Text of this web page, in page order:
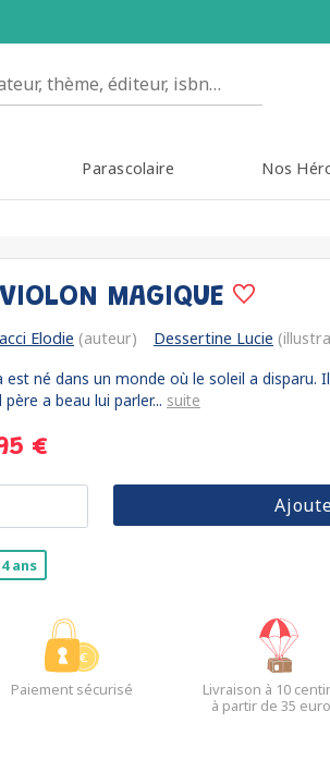
Parascolaire Nos
MAGIQUE
Elodie (auteur) Dessertine Lucie
est né dans un monde où le soleil a disparu.
père a beau lui parler... suite
€
ans
Paiement sécurisé
Livraison à 10
à partir de 35